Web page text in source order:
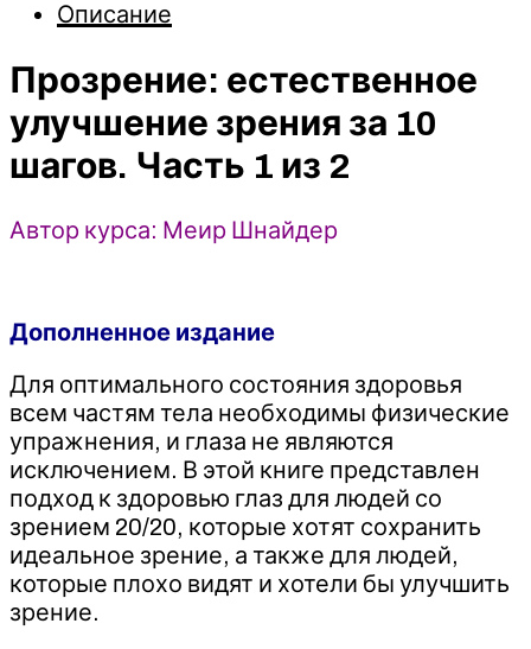
улучшение
за
шагов.
Часть
из
2
Шнайдер
(2024)
Описание
Прозрение: естественное
улучшение зрения за 10
шагов. Часть 1 из 2
Автор курса: Меир Шнайдер
Дополненное издание
Для оптимального состояния здоровья
всем частям тела необходимы физические
упражнения, и глаза не являются
исключением. В этой книге представлен
подход к здоровью глаз для людей со
зрением 20/20, которые хотят сохранить
идеальное зрение, а также для людей,
которые плохо видят и хотели бы улучшить
зрение.